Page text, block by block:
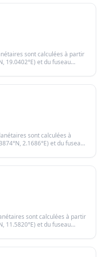
sont calculées à partir
19.0402°E) et du fuseau
sont calculées à
2.1686°E) et du fuseau
sont calculées à partir
11.5820°E) et du fuseau